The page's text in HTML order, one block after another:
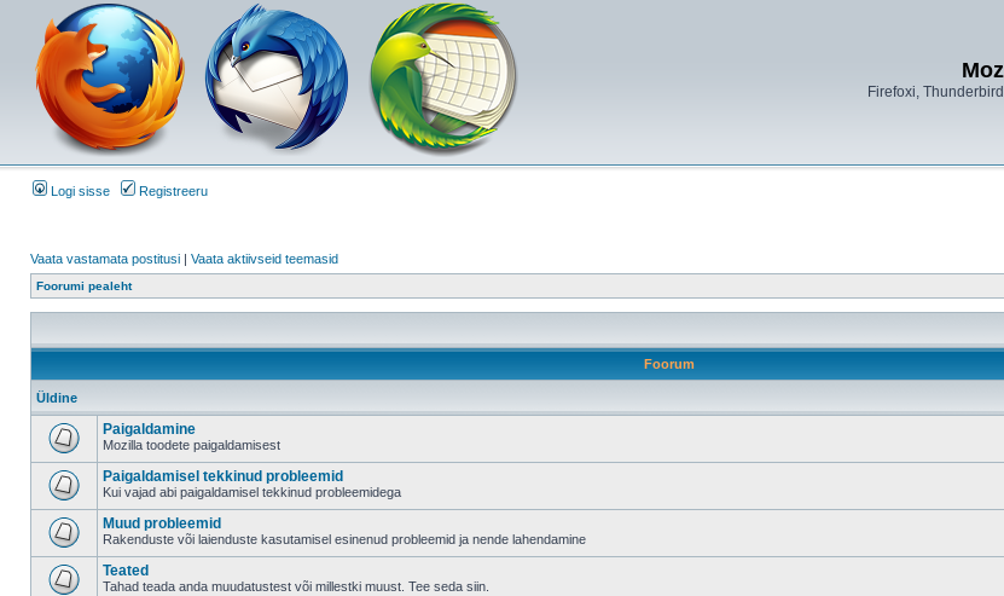
Firefoxi,
Logi sisse Registreeru
Vaata vastamata postitusi | Vaata aktiivseid teemasid
Foorumi pealeht
Foorum
Üldine
Paigaldamine
Mozilla toodete paigaldamisest
Paigaldamisel tekkinud probleemid
Kui vajad abi paigaldamisel tekkinud probleemidega
Muud probleemid
Rakenduste või laienduste kasutamisel esinenud probleemid ja nende lahendamine
Teated
Tahad teada anda muudatustest või millestki muust. Tee seda siin.